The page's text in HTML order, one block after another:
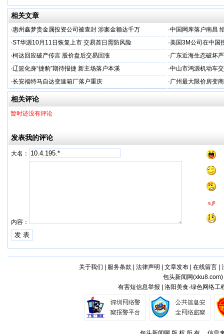
相关文章
·惠州鑫梦贵金属投资公司被查封 涉案金额达千万 ·中国网库落户南昌
·ST华源10月11日恢复上市 交易首日需防风险 ·美国3M公司在中国
·柯达回应破产传言 股价盘后交易回涨 ·广东近海生态破坏
·辽篮化身“捷豹”期待报捷 新主场落户本溪 ·中山市鸿源机动车
·长安福特马自达变速箱厂落户重庆 ·广州最大限价房变
相关评论
暂时还没有评论
发表我的评论
大名：
内容：
关于我们 服务条款 法律声明 文章发布| 在线留言|
包头新闻网(xku8.com)
有害短信息举报 | 洛阳美食·绿色网络